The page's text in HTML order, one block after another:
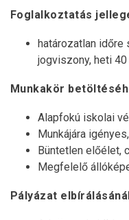
Foglalkoztatás
határozatlan
jogviszony, heti
Munkakör
Alapfokú iskolai
Munkájára
Büntetlen előélet,
Megfelelő
Pályázat